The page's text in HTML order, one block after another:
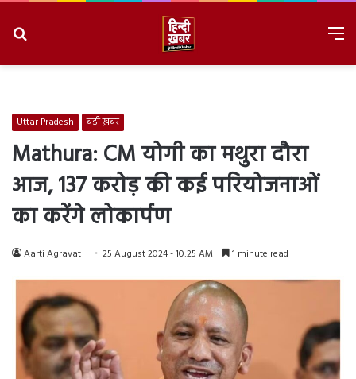
Uttar Pradesh बड़ी ख़बर
Mathura: CM योगी का मथुरा दौरा
आज, 137 करोड़ की कई परियोजनाओं
का करेंगे लोकार्पण
Aarti Agravat 25 August 2024 - 10:25 AM 1 minute read